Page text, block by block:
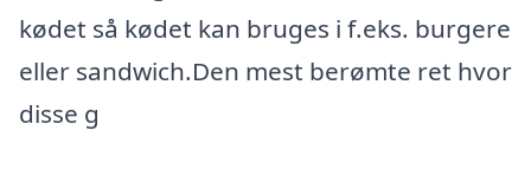
kødet så kødet kan bruges i f.eks. burgere
eller sandwich.Den mest berømte ret hvor
disse g